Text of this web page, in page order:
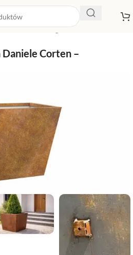
/Donice ogrodowe
Corten –